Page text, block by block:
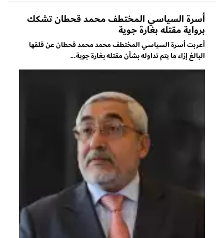
أسرة السياسي المختطف محمد قحطان تشكك
برواية مقتله بغارة جوية
أعربت أسرة السياسي المختطف محمد محمد قحطان عن قلقها
البالغ إزاء ما يتم تداوله بشأن مقتله بغارة جوية...